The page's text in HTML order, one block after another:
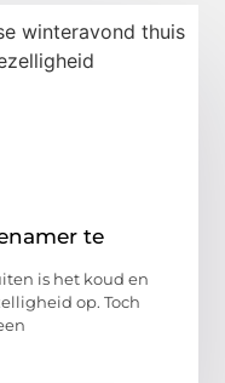
te
is het koud en
op. Toch